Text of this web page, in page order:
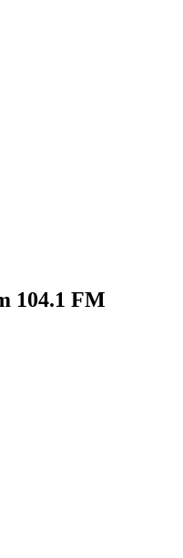
104.1 FM